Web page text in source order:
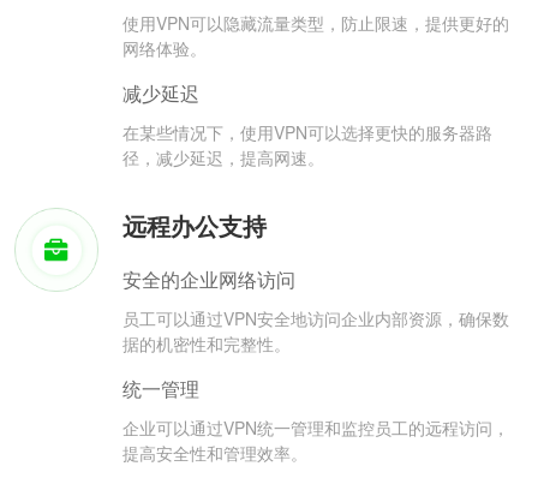
使用VPN可以隐藏流量类型，防止限速，提供更好的
网络体验。
减少延迟
在某些情况下，使用VPN可以选择更快的服务器路
径，减少延迟，提高网速。
远程办公支持
安全的企业网络访问
员工可以通过VPN安全地访问企业内部资源，确保数
据的机密性和完整性。
统一管理
企业可以通过VPN统一管理和监控员工的远程访问，
提高安全性和管理效率。